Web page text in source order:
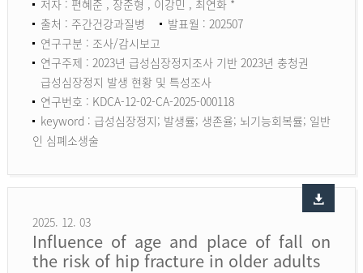
저자 : 편혜준 , 장준형 , 이강민 , 최연화 *
출처 : 주간건강과질병
발표월 : 202507
연구구분 : 조사/감시보고
연구주제 : 2023년 급성심장정지조사 기반 2023년 충청권
급성심장정지 발생 현황 및 특성조사
연구번호 : KDCA-12-02-CA-2025-000118
keyword : 급성심장정지; 발생률; 생존율; 뇌기능회복률; 일반
인 심폐소생술
2025. 12. 03
Influence of age and place of fall on
the risk of hip fracture in older adults